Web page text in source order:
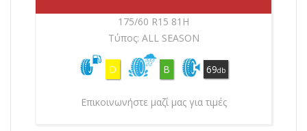
175/60 R15 81H
Τύπος: ALL SEASON
D B 69db
Επικοινωνήστε μαζί μας για τιμές